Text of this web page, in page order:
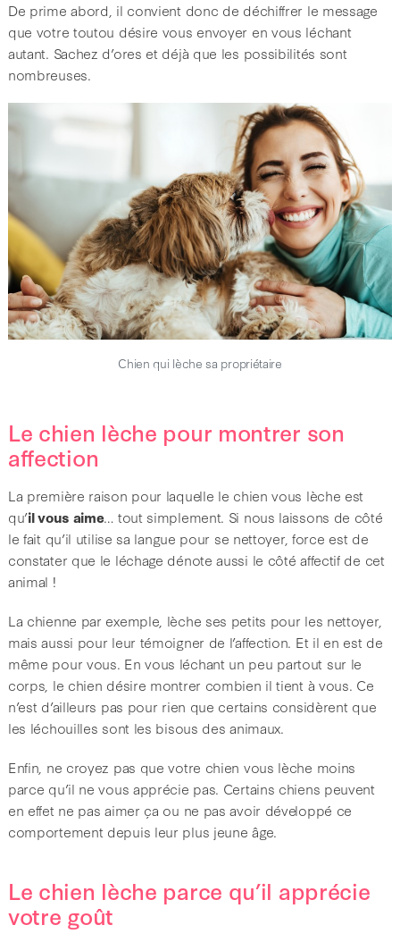
De prime abord, il convient donc de déchiffrer le message
que votre toutou désire vous envoyer en vous léchant
autant. Sachez d’ores et déjà que les possibilités sont
nombreuses.
Chien qui lèche sa propriétaire
Le chien lèche pour montrer son
affection
La première raison pour laquelle le chien vous lèche est
qu’il vous aime… tout simplement. Si nous laissons de côté
le fait qu’il utilise sa langue pour se nettoyer, force est de
constater que le léchage dénote aussi le côté affectif de cet
animal !
La chienne par exemple, lèche ses petits pour les nettoyer,
mais aussi pour leur témoigner de l’affection. Et il en est de
même pour vous. En vous léchant un peu partout sur le
corps, le chien désire montrer combien il tient à vous. Ce
n’est d’ailleurs pas pour rien que certains considèrent que
les léchouilles sont les bisous des animaux.
Enfin, ne croyez pas que votre chien vous lèche moins
parce qu’il ne vous apprécie pas. Certains chiens peuvent
en effet ne pas aimer ça ou ne pas avoir développé ce
comportement depuis leur plus jeune âge.
Le chien lèche parce qu’il apprécie
votre goût